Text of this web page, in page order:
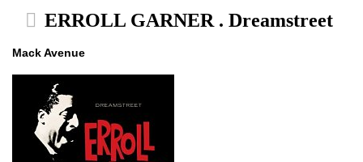
ERROLL GARNER . Dreamstreet
Mack Avenue